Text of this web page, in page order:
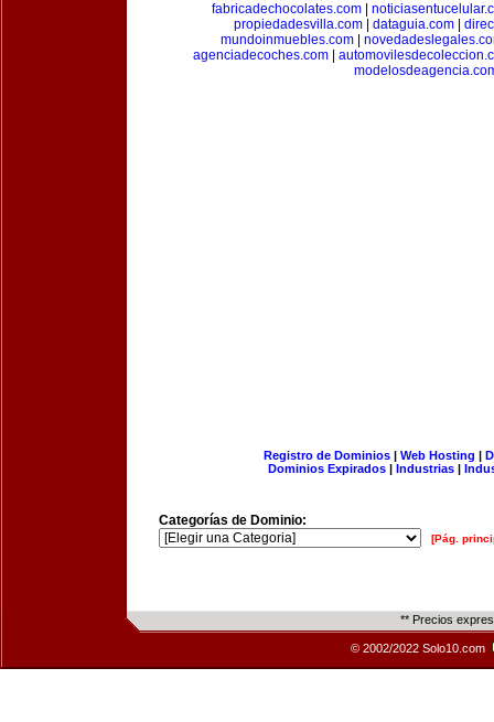
fabricadechocolates.com|
propiedadesvilla.com| dataguia.com|
mundoinmuebles.com
agenciadecoches.com
Registro de Dominios| Web Hosting |
Dominios Expirados | Industrias |
Categorías de Dominio:
[Pág.
** Precios
© 2002/2022 Solo10.com